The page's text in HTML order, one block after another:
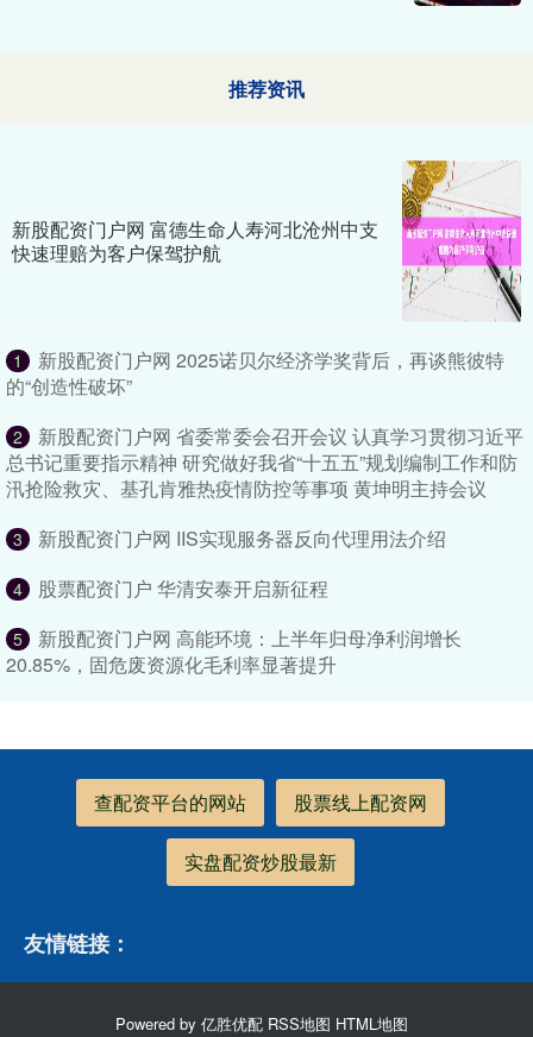
推荐资讯
新股配资门户网 富德生命人寿河北沧州中支
快速理赔为客户保驾护航
1
新股配资门户网 2025诺贝尔经济学奖背后，再谈熊彼特
的“创造性破坏”
2
新股配资门户网 省委常委会召开会议 认真学习贯彻习近平
总书记重要指示精神 研究做好我省“十五五”规划编制工作和防
汛抢险救灾、基孔肯雅热疫情防控等事项 黄坤明主持会议
3 新股配资门户网 IIS实现服务器反向代理用法介绍
4 股票配资门户 华清安泰开启新征程
5
新股配资门户网 高能环境：上半年归母净利润增长
20.85%，固危废资源化毛利率显著提升
查配资平台的网站 股票线上配资网
实盘配资炒股最新
友情链接：
Powered by 亿胜优配 RSS地图 HTML地图